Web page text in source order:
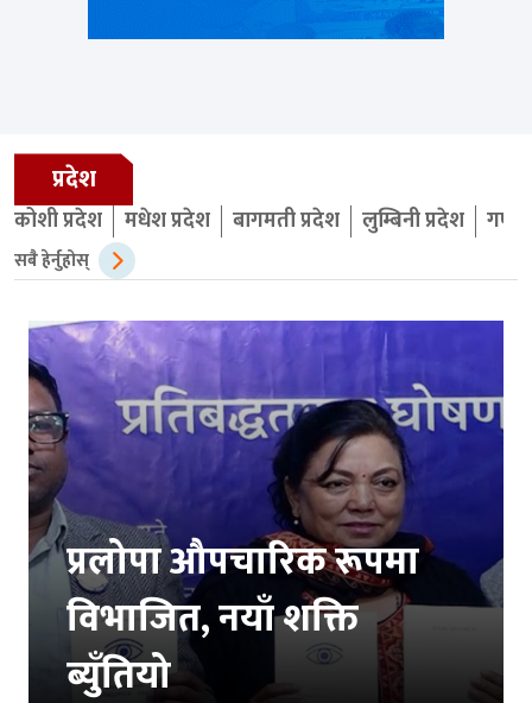
प्रदेश
कोशी प्रदेश मधेश प्रदेश बागमती प्रदेश लुम्बिनी प्रदेश
सबै हेर्नुहोस्
प्रलोपा औपचारिक रूपमा
विभाजित, नयाँ शक्ति
ब्युँतियो